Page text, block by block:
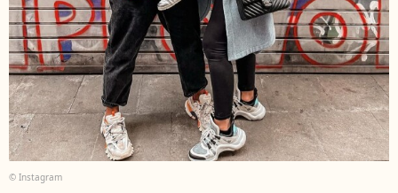
© Instagram